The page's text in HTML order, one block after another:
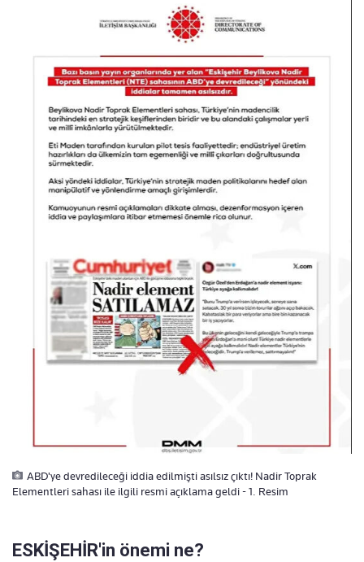
ABD'ye devredileceği iddia edilmişti asılsız çıktı! Nadir Toprak
Elementleri sahası ile ilgili resmi açıklama geldi - 1. Resim
ESKİŞEHİR'in önemi ne?